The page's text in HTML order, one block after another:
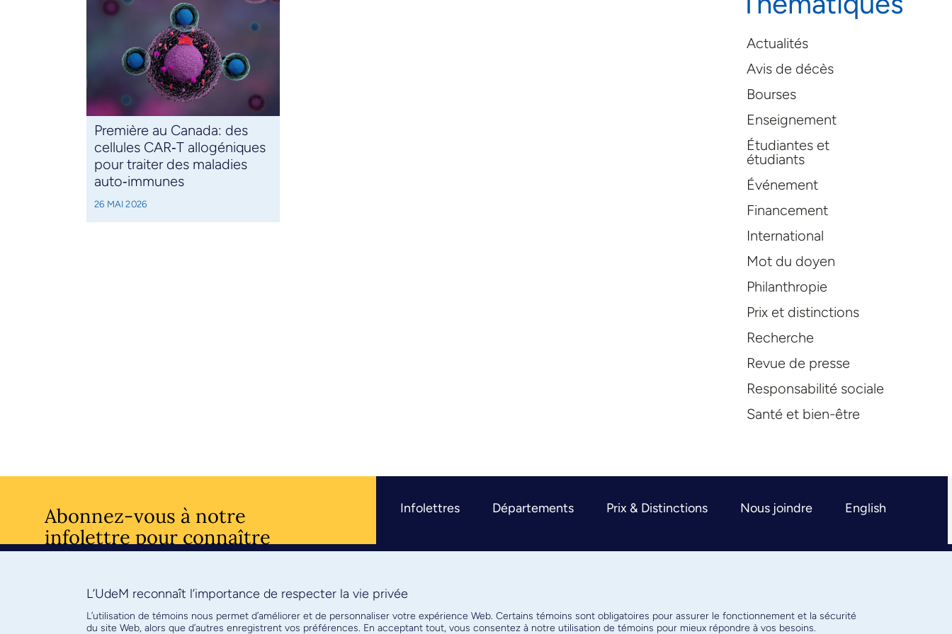
Première au Canada: des
cellules CAR‑T allogéniques
pour traiter des maladies
auto‑immunes
26 MAI 2026
Actualités
Avis de décès
Bourses
Enseignement
Étudiantes et
étudiants
Événement
Financement
International
Mot du doyen
Philanthropie
Prix et distinctions
Recherche
Revue de presse
Responsabilité sociale
Santé et bien-être
Abonnez-vous à notre
infolettre pour connaître
l’actualité facultaire
S'ABONNER
Infolettres Départements Prix & Distinctions Nous joindre English
L’UdeM reconnaît l’importance de respecter la vie privée
L’utilisation de témoins nous permet d’améliorer et de personnaliser votre expérience Web. Certains témoins sont obligatoires pour assurer le fonctionnement et la sécurité
du site Web, alors que d’autres enregistrent vos préférences. En acceptant tout, vous consentez à notre utilisation de témoins pour mieux répondre à vos besoins.